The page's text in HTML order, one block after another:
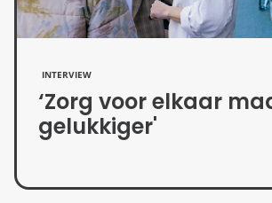
INTERVIEW
‘Zorg voor elkaar
gelukkiger'